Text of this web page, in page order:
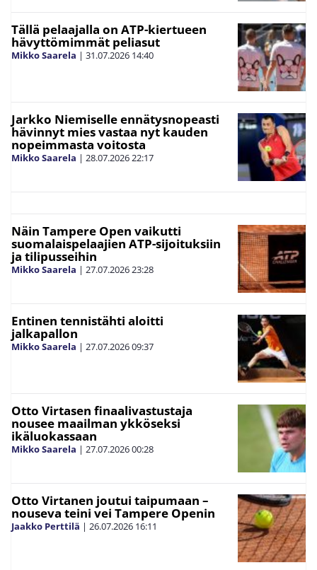
Tällä pelaajalla on ATP-kiertueen
hävyttömimmät peliasut
Mikko Saarela | 31.07.2026 14:40
Jarkko Niemiselle ennätysnopeasti
hävinnyt mies vastaa nyt kauden
nopeimmasta voitosta
Mikko Saarela | 28.07.2026 22:17
Näin Tampere Open vaikutti
suomalaispelaajien ATP-sijoituksiin
ja tilipusseihin
Mikko Saarela | 27.07.2026 23:28
Entinen tennistähti aloitti
jalkapallon
Mikko Saarela | 27.07.202609:37
Otto Virtasen finaalivastustaja
nousee maailman ykköseksi
ikäluokassaan
Mikko Saarela | 27.07.202600:28
Otto Virtanen joutui taipumaan –
nouseva teini vei Tampere Openin
Jaakko Perttilä | 26.07.2026 16:11